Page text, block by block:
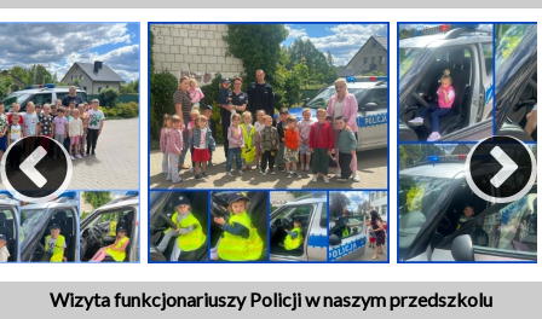
Wizyta funkcjonariuszy Policji w naszym przedszkolu